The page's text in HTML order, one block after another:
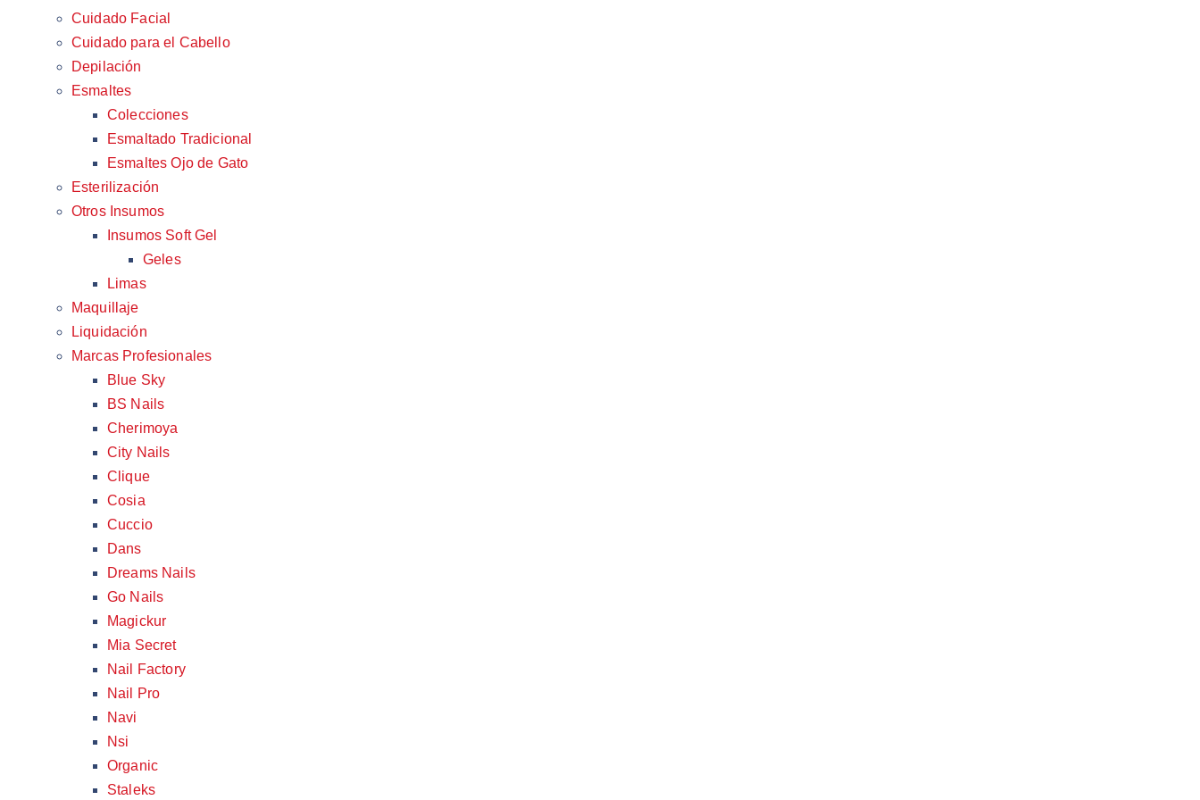
Cuidado Facial
Cuidado para el Cabello
Depilación
Esmaltes
Colecciones
Esmaltado Tradicional
Esmaltes Ojo de Gato
Esterilización
Otros Insumos
Insumos Soft Gel
Geles
Limas
Maquillaje
Liquidación
Marcas Profesionales
Blue Sky
BS Nails
Cherimoya
City Nails
Clique
Cosia
Cuccio
Dans
Dreams Nails
Go Nails
Magickur
Mia Secret
Nail Factory
Nail Pro
Navi
Nsi
Organic
Staleks